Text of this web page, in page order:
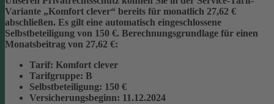
Variante „Komfort clever“ bereits für monatlich 27,62 €
abschließen. Es gilt eine automatisch eingeschlossene
Selbstbeteiligung von 150 €. Berechnungsgrundlage für einen
Monatsbeitrag von 27,62 €:
Tarif: Komfort clever
Tarifgruppe: B
Selbstbeteiligung: 150 €
Versicherungsbeginn: 11.12.2024